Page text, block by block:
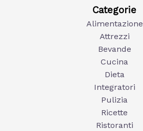
Categorie
Alimentazione
Attrezzi
Bevande
Cucina
Dieta
Integratori
Pulizia
Ricette
Ristoranti